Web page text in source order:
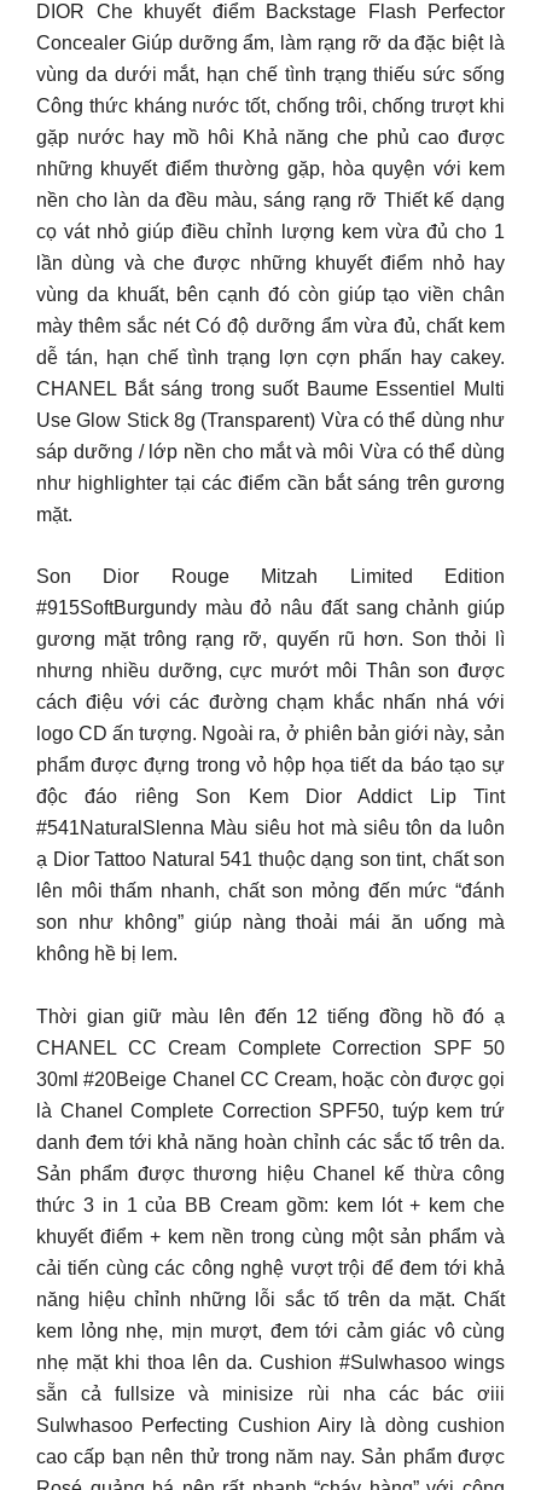
DIOR Che khuyết điểm Backstage Flash Perfector
Concealer Giúp dưỡng ẩm, làm rạng rỡ da đặc biệt là
vùng da dưới mắt, hạn chế tình trạng thiếu sức sống
Công thức kháng nước tốt, chống trôi, chống trượt khi
gặp nước hay mồ hôi Khả năng che phủ cao được
những khuyết điểm thường gặp, hòa quyện với kem
nền cho làn da đều màu, sáng rạng rỡ Thiết kế dạng
cọ vát nhỏ giúp điều chỉnh lượng kem vừa đủ cho 1
lần dùng và che được những khuyết điểm nhỏ hay
vùng da khuất, bên cạnh đó còn giúp tạo viền chân
mày thêm sắc nét Có độ dưỡng ẩm vừa đủ, chất kem
dễ tán, hạn chế tình trạng lợn cợn phấn hay cakey.
CHANEL Bắt sáng trong suốt Baume Essentiel Multi
Use Glow Stick 8g (Transparent) Vừa có thể dùng như
sáp dưỡng / lớp nền cho mắt và môi Vừa có thể dùng
như highlighter tại các điểm cần bắt sáng trên gương
mặt.
Son Dior Rouge Mitzah Limited Edition
#915SoftBurgundy màu đỏ nâu đất sang chảnh giúp
gương mặt trông rạng rỡ, quyến rũ hơn. Son thỏi lì
nhưng nhiều dưỡng, cực mướt môi Thân son được
cách điệu với các đường chạm khắc nhấn nhá với
logo CD ấn tượng. Ngoài ra, ở phiên bản giới này, sản
phẩm được đựng trong vỏ hộp họa tiết da báo tạo sự
độc đáo riêng Son Kem Dior Addict Lip Tint
#541NaturalSlenna Màu siêu hot mà siêu tôn da luôn
ạ Dior Tattoo Natural 541 thuộc dạng son tint, chất son
lên môi thấm nhanh, chất son mỏng đến mức “đánh
son như không” giúp nàng thoải mái ăn uống mà
không hề bị lem.
Thời gian giữ màu lên đến 12 tiếng đồng hồ đó ạ
CHANEL CC Cream Complete Correction SPF 50
30ml #20Beige Chanel CC Cream, hoặc còn được gọi
là Chanel Complete Correction SPF50, tuýp kem trứ
danh đem tới khả năng hoàn chỉnh các sắc tố trên da.
Sản phẩm được thương hiệu Chanel kế thừa công
thức 3 in 1 của BB Cream gồm: kem lót + kem che
khuyết điểm + kem nền trong cùng một sản phẩm và
cải tiến cùng các công nghệ vượt trội để đem tới khả
năng hiệu chỉnh những lỗi sắc tố trên da mặt. Chất
kem lỏng nhẹ, mịn mượt, đem tới cảm giác vô cùng
nhẹ mặt khi thoa lên da. Cushion #Sulwhasoo wings
sẵn cả fullsize và minisize rùi nha các bác ơiii
Sulwhasoo Perfecting Cushion Airy là dòng cushion
cao cấp bạn nên thử trong năm nay. Sản phẩm được